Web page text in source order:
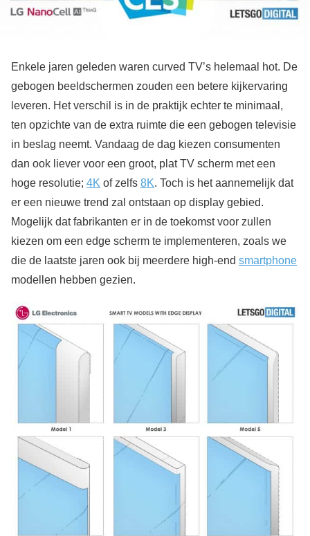
Enkele jaren geleden waren curved TV’s helemaal hot. De
gebogen beeldschermen zouden een betere kijkervaring
leveren. Het verschil is in de praktijk echter te minimaal,
ten opzichte van de extra ruimte die een gebogen televisie
in beslag neemt. Vandaag de dag kiezen consumenten
dan ook liever voor een groot, plat TV scherm met een
hoge resolutie; 4K of zelfs 8K. Toch is het aannemelijk dat
er een nieuwe trend zal ontstaan op display gebied.
Mogelijk dat fabrikanten er in de toekomst voor zullen
kiezen om een edge scherm te implementeren, zoals we
die de laatste jaren ook bij meerdere high-end smartphone
modellen hebben gezien.